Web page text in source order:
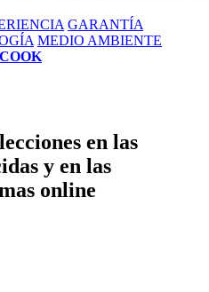
GARANTÍA
MEDIO AMBIENTE
en las
y en las
online